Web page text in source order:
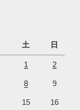
土 日
1 2
8 9
15 16